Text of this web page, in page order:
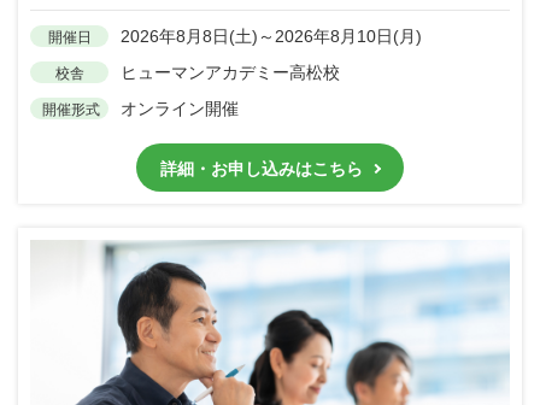
開催日 2026年8月8日(土)～2026年8月10日(月)
校舎 ヒューマンアカデミー高松校
開催形式 オンライン開催
詳細・お申し込みはこちら